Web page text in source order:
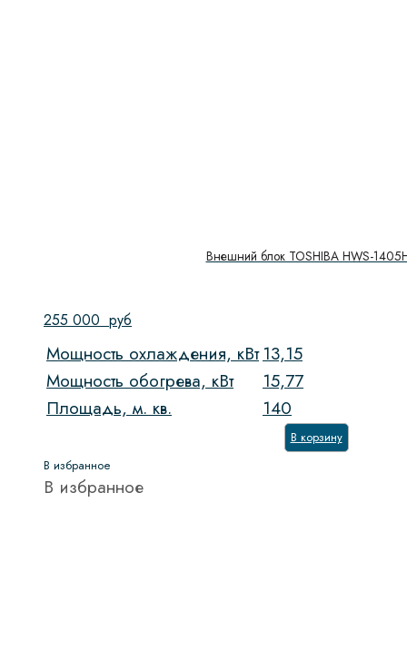
Внешний блок TOSHIBA HWS-
255 000 руб
Мощность охлаждения, кВт13,15
Мощность обогрева, кВт
15,77
Площадь, м. кв.
140
В корзину
В избранное
В избранное